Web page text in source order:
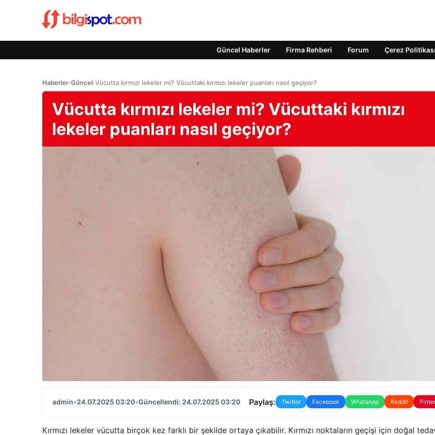
Güncel Haberler Firma Rehberi Forum Çerez Politikası
Haberler›Güncel›Vücutta kırmızı lekeler mi? Vücuttaki kırmızı lekeler puanları nasıl geçiyor?
Vücutta kırmızı lekeler mi? Vücuttaki kırmızı
lekeler puanları nasıl geçiyor?
admin•24.07.2025 03:20•Güncellendi: 24.07.2025 03:20 Paylaş: Twitter Facebook WhatsApp Reddit
Kırmızı lekeler vücutta birçok kez farklı bir şekilde ortaya çıkabilir. Kırmızı noktaların geçişi için doğal